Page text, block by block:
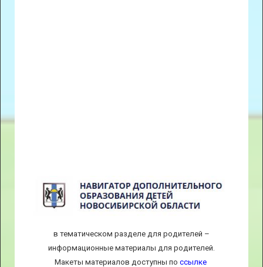
в тематическом разделе для родителей –
информационные материалы для родителей.
Макеты материалов доступны по ссылке